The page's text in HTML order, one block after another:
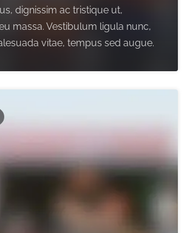
dignissim ac tristique ut,
massa. Vestibulum ligula nunc,
vitae, tempus sed augue.